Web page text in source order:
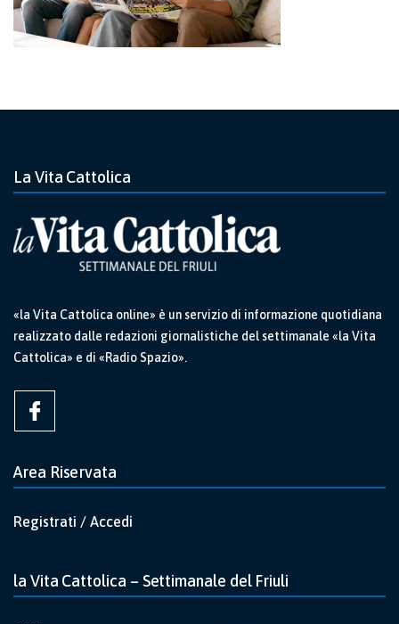
La Vita Cattolica
«la Vita Cattolica online» è un servizio di informazione quotidiana
realizzato dalle redazioni giornalistiche del settimanale «la Vita
Cattolica» e di «Radio Spazio».
Area Riservata
Registrati / Accedi
la Vita Cattolica – Settimanale del Friuli